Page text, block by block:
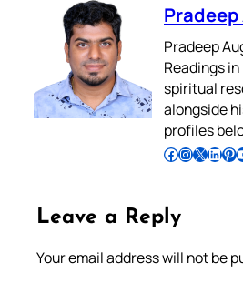
Pradeep
Readings
spiritual
alongside
profiles
Follow Pradeep on Facebook Follow Pradeep on InstagramFollow Pradeep on X Follow Pradeep on LinkedIn Follow Pradeep on Pinterest Subscribe to Pradeep’s Youtube Channel
Leave a Reply
Your email address will not be